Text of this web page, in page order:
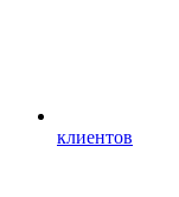
клиентов